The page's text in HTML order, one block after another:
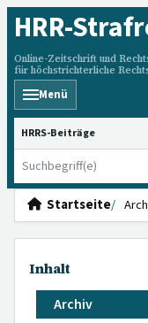
HRR-
Online-Zeitschrift und
für höchstrichterliche
Menü
HRRS durchsuchen
Startseite
Inhalt
Archiv